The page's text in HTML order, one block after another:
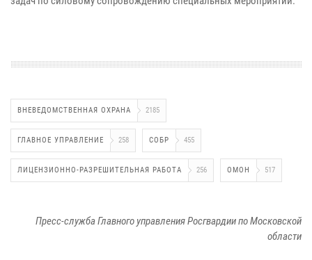
ВНЕВЕДОМСТВЕННАЯ ОХРАНА 2185
ГЛАВНОЕ УПРАВЛЕНИЕ 258 СОБР 455
ЛИЦЕНЗИОННО-РАЗРЕШИТЕЛЬНАЯ РАБОТА 256 ОМОН 517
Пресс-служба Главного управления Росгвардии по Московской
области